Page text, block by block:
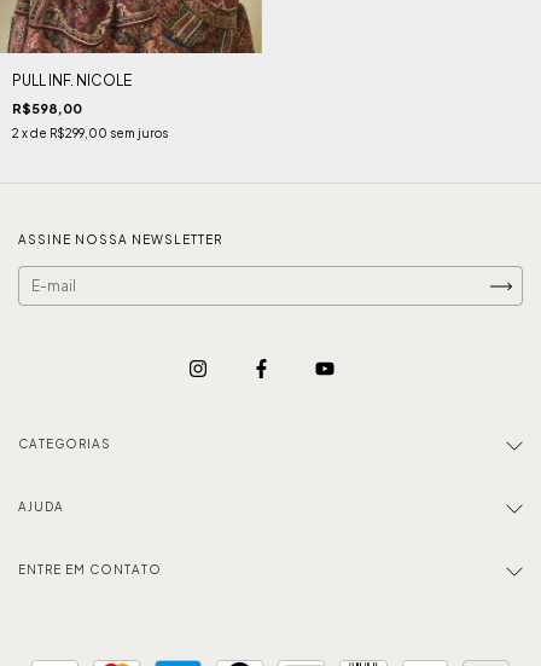
PULL INF. NICOLE
R$598,00
2 x de R$299,00 sem juros
ASSINE NOSSA NEWSLETTER
CATEGORIAS
AJUDA
ENTRE EM CONTATO